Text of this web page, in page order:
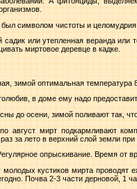
символом чистоты и
садик или утепленная веранда или
миртовое деревце в кадке.
зимой оптимальная температура
в доме ему надо
до осени, зимой поливают так,
август мирт подкармливают
за лето в верхний слой земли при
опрыскивание. Время от
молодых кустиков мирта проводят
Почва 2-3 части дерновой, 1